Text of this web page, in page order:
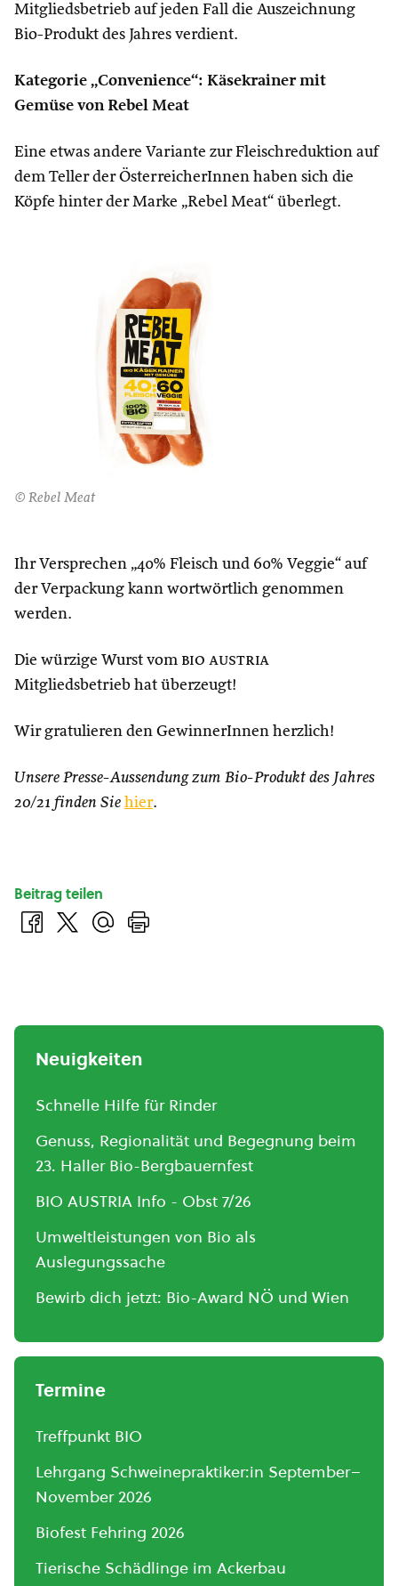
Mitgliedsbetrieb auf jeden Fall die Auszeichnung
Bio-Produkt des Jahres verdient.
Kategorie „Convenience“: Käsekrainer mit
Gemüse von Rebel Meat
Eine etwas andere Variante zur Fleischreduktion auf
dem Teller der ÖsterreicherInnen haben sich die
Köpfe hinter der Marke „Rebel Meat“ überlegt.
© Rebel Meat
Ihr Versprechen „40% Fleisch und 60% Veggie“ auf
der Verpackung kann wortwörtlich genommen
werden.
Die würzige Wurst vom bio austria
Mitgliedsbetrieb hat überzeugt!
Wir gratulieren den GewinnerInnen herzlich!
Unsere Presse-Aussendung zum Bio-Produkt des Jahres
20/21 finden Sie hier.
Beitrag teilen
Neuigkeiten
Schnelle Hilfe für Rinder
Genuss, Regionalität und Begegnung beim
23. Haller Bio-Bergbauernfest
BIO AUSTRIA Info - Obst 7/26
Umweltleistungen von Bio als
Auslegungssache
Bewirb dich jetzt: Bio-Award NÖ und Wien
Termine
Treffpunkt BIO
Lehrgang Schweinepraktiker:in September–
November 2026
Biofest Fehring 2026
Tierische Schädlinge im Ackerbau